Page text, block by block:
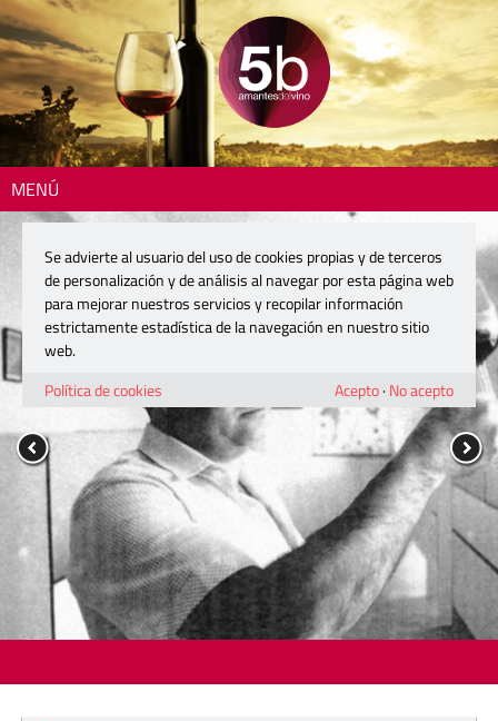
MENÚ
Se advierte al usuario del uso de cookies propias y de terceros
de personalización y de análisis al navegar por esta página web
para mejorar nuestros servicios y recopilar información
estrictamente estadística de la navegación en nuestro sitio
web.
Política de cookies
Acepto· No acepto